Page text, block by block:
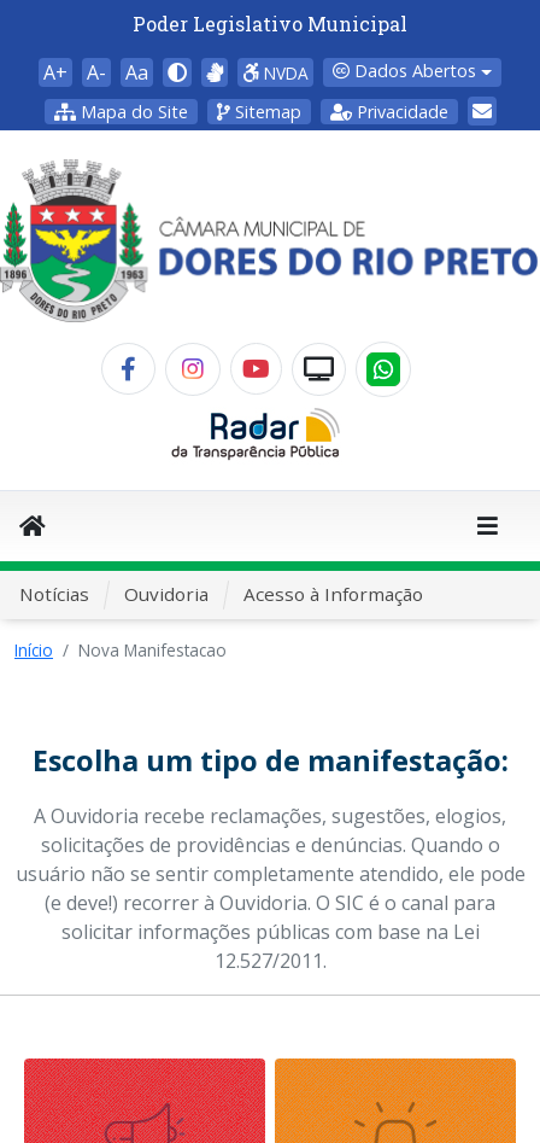
Poder Legislativo Municipal
A+ A- Aa NVDA
Dados Abertos
Mapa do Site
Sitemap Privacidade
Notícias Ouvidoria Acesso à Informação
Início Nova Manifestacao
Escolha um tipo de manifestação:
A Ouvidoria recebe reclamações, sugestões, elogios,
solicitações de providências e denúncias. Quando o
usuário não se sentir completamente atendido, ele pode
(e deve!) recorrer à Ouvidoria. O SIC é o canal para
solicitar informações públicas com base na Lei
12.527/2011.